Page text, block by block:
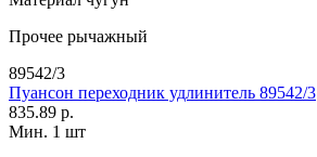
Прочее рычажный
89542/3
Пуансон переходник удлинитель 89542/3
835.89 р.
Мин. 1 шт